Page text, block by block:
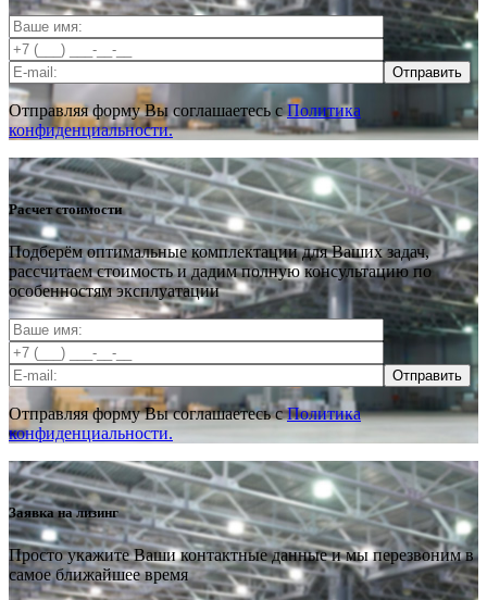
Отправить
Отправляя форму Вы соглашаетесь с Политика
конфиденциальности.
Расчет стоимости
Подберём оптимальные комплектации для Ваших задач,
рассчитаем стоимость и дадим полную консультацию по
особенностям эксплуатации
Отправить
Отправляя форму Вы соглашаетесь сПолитика
конфиденциальности.
Заявка на лизинг
Просто укажите Ваши контактные данные и мы перезвоним в
самое ближайшее время